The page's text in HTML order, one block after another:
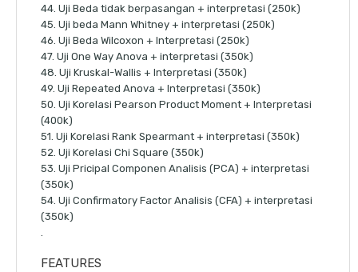
44. Uji Beda tidak berpasangan + interpretasi (250k)
45. Uji beda Mann Whitney + interpretasi (250k)
46. Uji Beda Wilcoxon + Interpretasi (250k)
47. Uji One Way Anova + interpretasi (350k)
48. Uji Kruskal-Wallis + Interpretasi (350k)
49. Uji Repeated Anova + Interpretasi (350k)
50. Uji Korelasi Pearson Product Moment + Interpretasi
(400k)
51. Uji Korelasi Rank Spearmant + interpretasi (350k)
52. Uji Korelasi Chi Square (350k)
53. Uji Pricipal Componen Analisis (PCA) + interpretasi
(350k)
54. Uji Confirmatory Factor Analisis (CFA) + interpretasi
(350k)
.
FEATURES